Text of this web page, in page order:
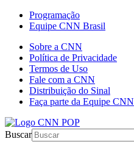
Programação
Equipe CNN Brasil
Sobre a CNN
Política de Privacidade
Termos de Uso
Fale com a CNN
Distribuição do Sinal
Faça parte da Equipe CNN
Buscar